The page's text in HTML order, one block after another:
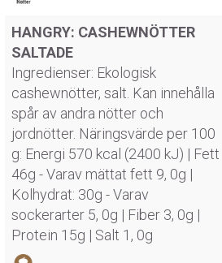
HANGRY: CASHEWNÖTTER
SALTADE
Ingredienser: Ekologisk
cashewnötter, salt. Kan innehålla
spår av andra nötter och
jordnötter. Näringsvärde per 100
g: Energi 570 kcal (2400 kJ) | Fett
46g - Varav mättat fett 9, 0g |
Kolhydrat: 30g - Varav
sockerarter 5, 0g | Fiber 3, 0g |
Protein 15g | Salt 1, 0g